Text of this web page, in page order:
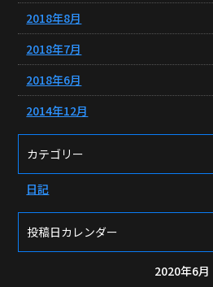
2018年8月
2018年7月
2018年6月
2014年12月
カテゴリー
日記
投稿日カレンダー
2020年6月